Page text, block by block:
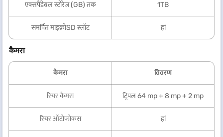
एक्सपैंडेबल स्टोरेज (GB) तक 1TB
समर्पित माइक्रोSD स्लॉट हां
कैमरा
कैमरा विवरण
रियर कैमरा ट्रिपल 64 mp + 8 mp + 2 mp
रियर ऑटोफोकस हां